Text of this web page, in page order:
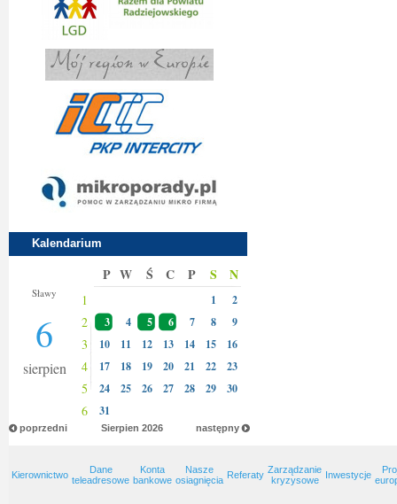
Kalendarium
Sławy
6
sierpien
P W Ś C P S N
1 1 2
2 3 4 5 6 7 8 9
3 10 11 12 13 14 15 16
4 17 18 19 20 21 22 23
5 24 25 26 27 28 29 30
6 31
poprzedni następny
Sierpien 2026
Kierownictwo
Dane
teleadresowe
Konta
bankowe
Nasze
osiagnięcia Referaty Zarządzanie
kryzysowe
Inwestycje